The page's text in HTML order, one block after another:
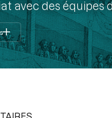
avec des équipes